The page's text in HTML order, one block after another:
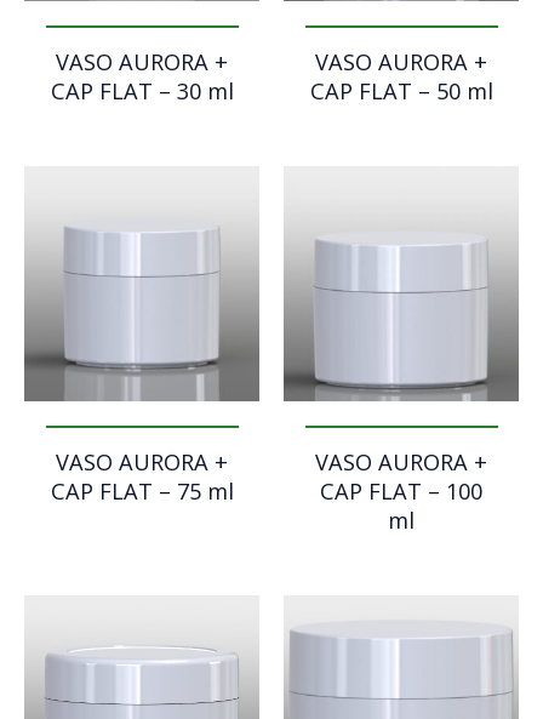
VASO AURORA +
CAP FLAT – 30 ml
VASO AURORA +
CAP FLAT – 50 ml
VASO AURORA +
CAP FLAT – 75 ml
VASO AURORA +
CAP FLAT – 100
ml